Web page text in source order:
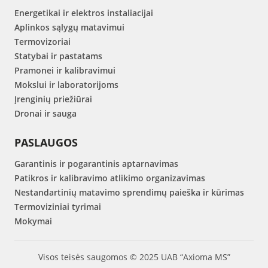
Energetikai ir elektros instaliacijai
Aplinkos sąlygų matavimui
Termovizoriai
Statybai ir pastatams
Pramonei ir kalibravimui
Mokslui ir laboratorijoms
Įrenginių priežiūrai
Dronai ir sauga
PASLAUGOS
Garantinis ir pogarantinis aptarnavimas
Patikros ir kalibravimo atlikimo organizavimas
Nestandartinių matavimo sprendimų paieška ir kūrimas
Termoviziniai tyrimai
Mokymai
Visos teisės saugomos © 2025 UAB “Axioma MS”